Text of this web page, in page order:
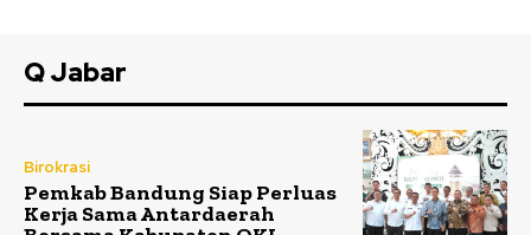
Q Jabar
Birokrasi
Pemkab Bandung Siap Perluas
Kerja Sama Antardaerah